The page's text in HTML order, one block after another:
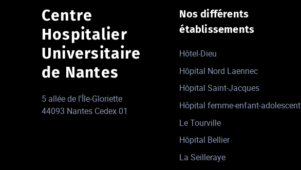
Centre
Hospitalier
Universitaire
de Nantes
5 allée de l'Île-Gloriette
44093 Nantes Cedex 01
Nos différents
établissements
Hôtel-Dieu
Hôpital Nord Laennec
Hôpital Saint-Jacques
Hôpital femme-enfant-adolescent
Le Tourville
Hôpital Bellier
La Seilleraye